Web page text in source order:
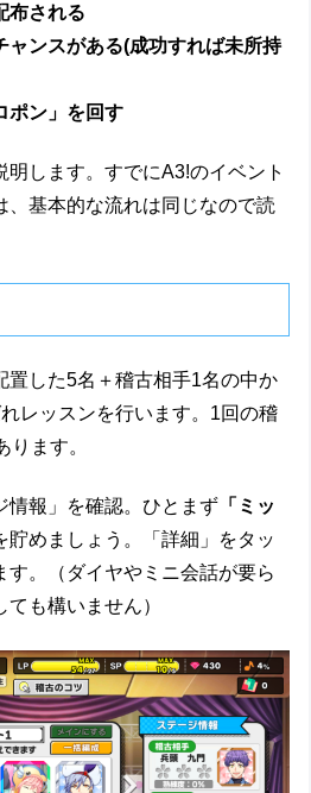
布される
ンスがある(成功すれば未所持
ポン」を回す
明します。すでにA3!のイベント
、基本的な流れは同じなので読
置した5名＋稽古相手1名の中か
レッスンを行います。1回の稽
ます。
情報」を確認。ひとまず 「ミッ
貯めましょう。「詳細」をタッ
す。（ダイヤやミニ会話が要ら
も構いません）